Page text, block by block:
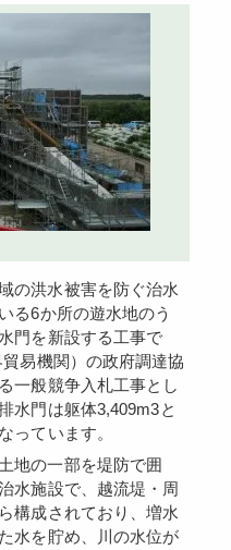
る6か所の遊水地のう
門を新設する工事で
易機関）の政府調達協
一般競争入札工事とし
水門は躯体3,409m3と
っています。
水施設で、越流堤・周
構成されており、増水
水を貯め、川の水位が